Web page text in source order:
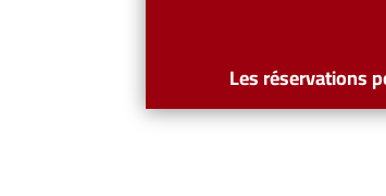
Les réservations